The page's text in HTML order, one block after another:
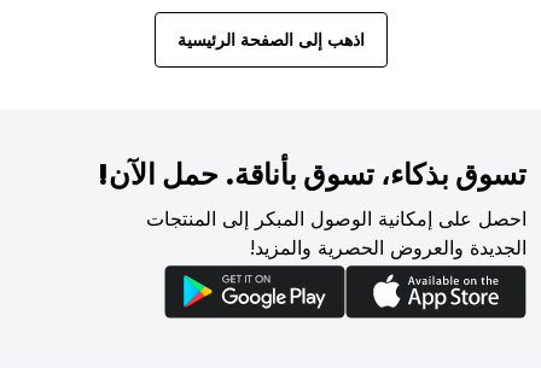
اذهب إلى الصفحة الرئيسية
تسوق بذكاء، تسوق بأناقة. حمل الآن!
احصل على إمكانية الوصول المبكر إلى المنتجات
الجديدة والعروض الحصرية والمزيد!